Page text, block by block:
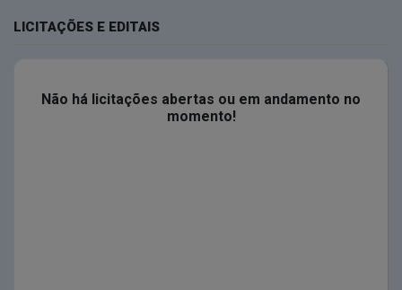
LICITAÇÕES E EDITAIS
Não há licitações abertas ou em andamento no
momento!